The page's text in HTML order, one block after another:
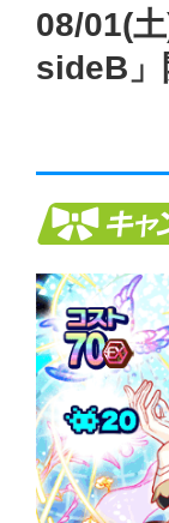
08/01(
sideB」